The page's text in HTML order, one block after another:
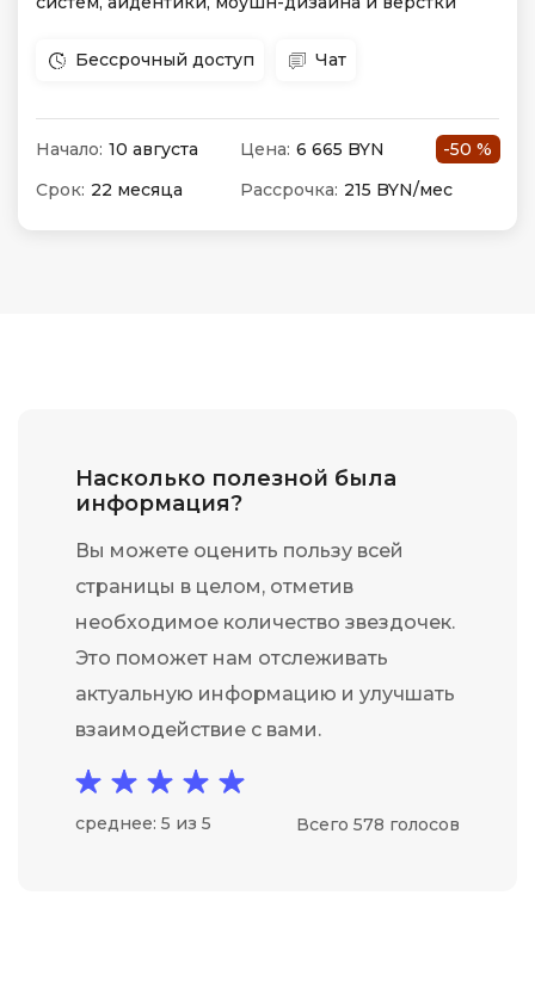
Бессрочный доступ Чат
Начало: 10 августа Цена: 6 665 BYN
-50 %
Срок: 22 месяца Рассрочка: 215 BYN/мес
Насколько полезной была
информация?
Вы можете оценить пользу всей
страницы в целом, отметив
необходимое количество звездочек.
Это поможет нам отслеживать
актуальную информацию и улучшать
взаимодействие с вами.
среднее: 5 из 5 Всего 578 голосов